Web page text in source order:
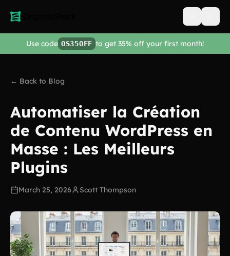
Open
Use code OS35OFF to get 35% off your first month!
← Back to Blog
Automatiser la Création
de Contenu WordPress en
Masse : Les Meilleurs
Plugins
March 25, 2026 Scott Thompson